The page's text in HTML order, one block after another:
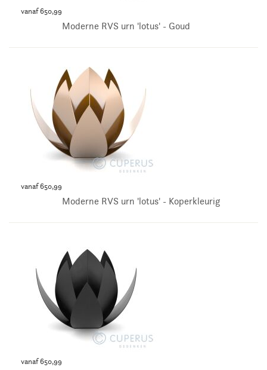
vanaf 650,99
Moderne RVS urn 'lotus' - Goud
vanaf 650,99
Moderne RVS urn 'lotus' - Koperkleurig
vanaf 650,99